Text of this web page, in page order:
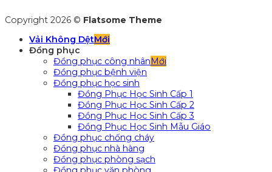
Copyright 2026 © Flatsome Theme
Vải Không Dệt
Đồng phục
Đồng phục công nhân
Đồng phục bệnh viện
Đồng phục học sinh
Đồng Phục Học Sinh Cấp 1
Đồng Phục Học Sinh Cấp 2
Đồng Phục Học Sinh Cấp 3
Đồng Phục Học Sinh Mẫu Giáo
Đồng phục chống cháy
Đồng phục nhà hàng
Đồng phục phòng sạch